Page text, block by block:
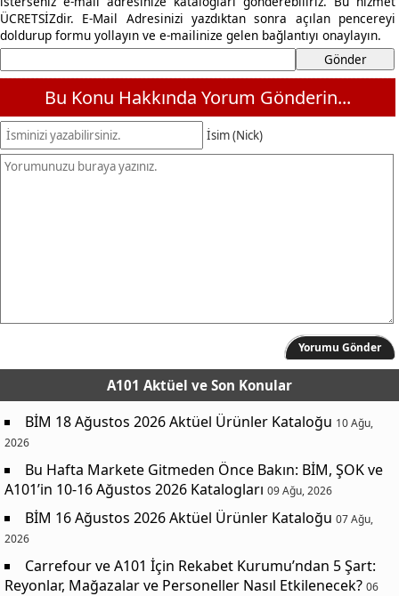
ÜCRETSİZdir. E-Mail Adresinizi yazdıktan sonra açılan pencereyi
doldurup formu yollayın ve e-mailinize gelen bağlantıyı onaylayın.
Bu Konu Hakkında Yorum Gönderin...
İsim (Nick)
Yorumu Gönder
A101 Aktüel ve Son Konular
BİM 18 Ağustos 2026 Aktüel Ürünler Kataloğu 10 Ağu,
2026
Bu Hafta Markete Gitmeden Önce Bakın: BİM, ŞOK ve
A101’in 10-16 Ağustos 2026 Katalogları 09 Ağu, 2026
BİM 16 Ağustos 2026 Aktüel Ürünler Kataloğu 07 Ağu,
2026
Carrefour ve A101 İçin Rekabet Kurumu’ndan 5 Şart:
Reyonlar, Mağazalar ve Personeller Nasıl Etkilenecek? 06